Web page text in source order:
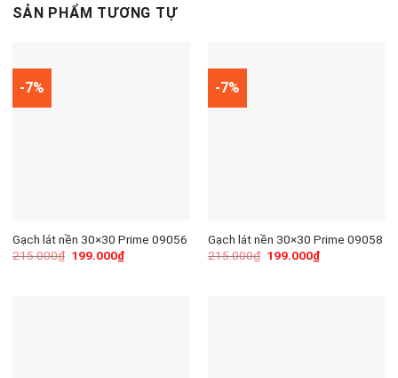
SẢN PHẨM TƯƠNG TỰ
-7%
Gạch lát nền 30×30 Prime 09056
215.000₫ 199.000₫
-7%
Gạch lát nền 30×30 Prime 09058
215.000₫ 199.000₫